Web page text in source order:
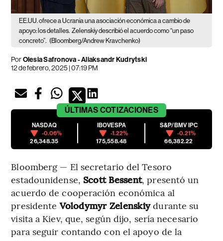
EE.UU. ofrece a Ucrania una asociación económica a cambio de
apoyo: los detalles. Zelenskiy describió el acuerdo como “un paso
concreto”. (Bloomberg/Andrew Kravchenko)
PorOlesia Safronova - Aliaksandr Kudrytski
12 de febrero, 2025 | 07:19 PM
ÚLTIMAS COTIZACIONES
NASDAQ
-0.06%
26,348.35
IBOVESPA
-1.22%
175,558.48
S&P/BMV IPC
-0.21%
66,382.22
Bloomberg — El secretario del Tesoro
estadounidense, Scott Bessent, presentó un
acuerdo de cooperación económica al
presidenteVolodymyr Zelenskiydurante su
visita a Kiev, que, según dijo, sería necesario
para seguir contando con el apoyo de la